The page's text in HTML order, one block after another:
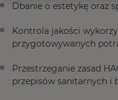
Dbanie o estetykę oraz
Kontrola jakości
przygotowywanych
Przestrzeganie zasad
przepisów sanitarnych i